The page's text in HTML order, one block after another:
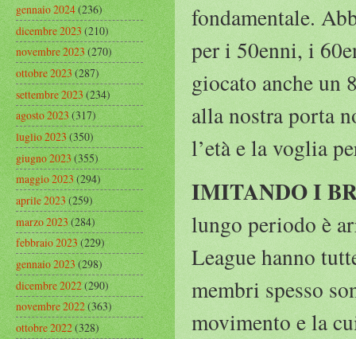
fondamentale.
per i 50enni, i
giocato anche un
alla nostra porta
l’età e la voglia
IMITANDO I
lungo periodo è
League hanno
membri spesso
movimento e la
gennaio 2024(236)
dicembre 2023(210)
novembre 2023(270)
ottobre 2023(287)
settembre 2023(234)
agosto 2023(317)
luglio 2023(350)
giugno 2023(355)
maggio 2023(294)
aprile 2023(259)
marzo 2023(284)
febbraio 2023(229)
gennaio 2023(298)
dicembre 2022(290)
novembre 2022(363)
ottobre 2022(328)